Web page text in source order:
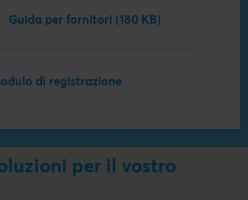
Guida per fornitori (180 KB)
di registrazione
per il vostro